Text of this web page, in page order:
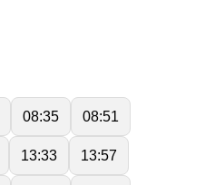
08:35 08:51
13:33 13:57